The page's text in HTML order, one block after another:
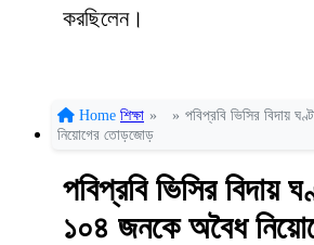
করছিলেন।
Home শিক্ষা » » পবিপ্রবি ভিসির বিদায়
নিয়োগের তোড়জোড়
পবিপ্রবি ভিসির বিদায়
১০৪ জনকে অবৈধ